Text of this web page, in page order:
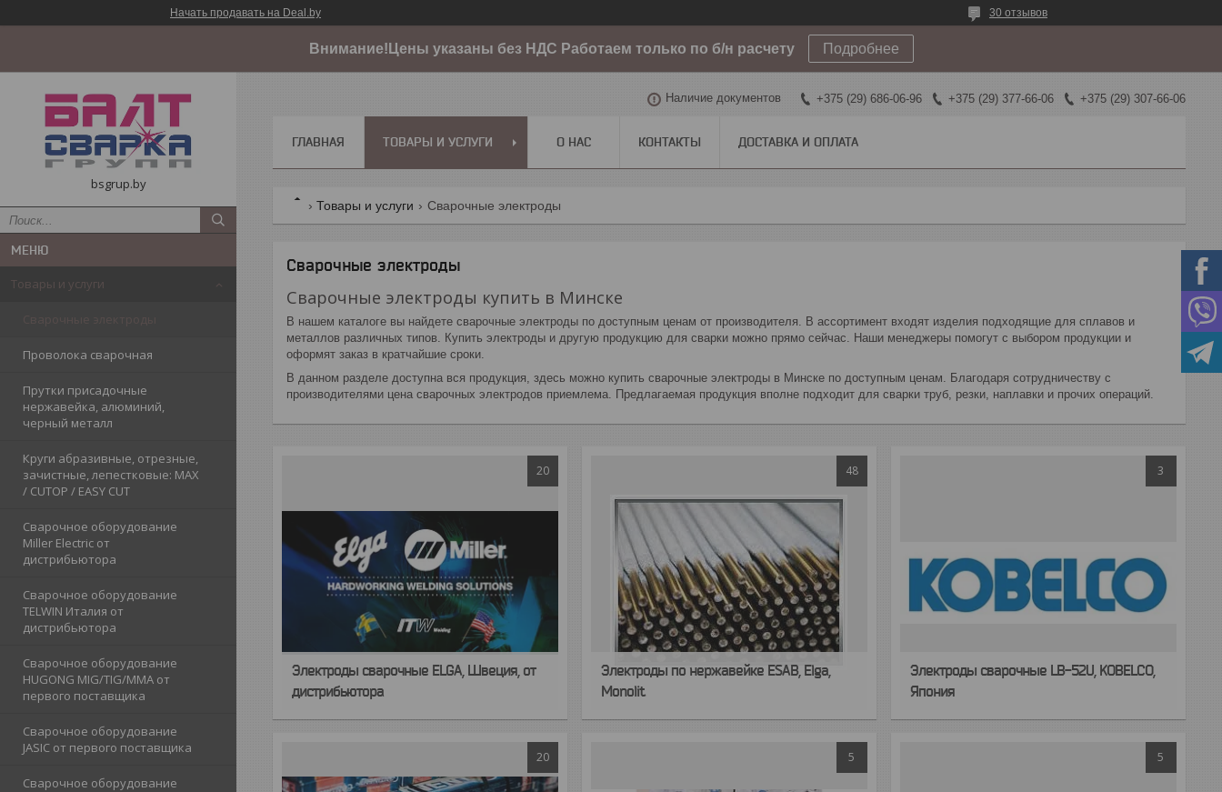
Начать продавать на Deal.by 30 отзывов
Внимание!Цены указаны без НДС Работаем только по б/н расчету Подробнее
bsgrup.by
Товары и услуги
Проволока сварочная
Прутки присадочные
нержавейка, алюминий,
черный металл
Круги абразивные, отрезные,
зачистные, лепестковые: MAX
/ CUTOP / EASY CUT
Сварочное оборудование
Miller Electric от
дистрибьютора
Сварочное оборудование
TELWIN Италия от
дистрибьютора
Сварочное оборудование
HUGONG MIG/TIG/MMA от
первого поставщика
Сварочное оборудование
JASIC от первого поставщика
Сварочное оборудование
Наличие документов +375 (29) 686-06-96 +375 (29) 377-66-06 +375 (29) 307-66-06
ГЛАВНАЯ ТОВАРЫ И УСЛУГИ О НАС КОНТАКТЫ ДОСТАВКА И ОПЛАТА
Товары и услуги Сварочные электроды
Сварочные электроды
Сварочные электроды купить в Минске
В нашем каталоге вы найдете сварочные электроды по доступным ценам от производителя. В ассортимент входят изделия подходящие для сплавов и
металлов различных типов. Купить электроды и другую продукцию для сварки можно прямо сейчас. Наши менеджеры помогут с выбором продукции и
оформят заказ в кратчайшие сроки.
В данном разделе доступна вся продукция, здесь можно купить сварочные электроды в Минске по доступным ценам. Благодаря сотрудничеству с
производителями цена сварочных электродов приемлема. Предлагаемая продукция вполне подходит для сварки труб, резки, наплавки и прочих операций.
20
Электроды сварочные ELGA, Швеция, от
дистрибьютора
48
Электроды по нержавейке ESAB, Elga,
Monolit
3
Электроды сварочные LB-52U, KOBELCO,
Япония
20 5 5